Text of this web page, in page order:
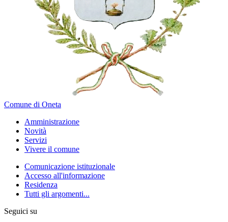
Comune di Oneta
Amministrazione
Novità
Servizi
Vivere il comune
Comunicazione istituzionale
Accesso all'informazione
Residenza
Tutti gli argomenti...
Seguici su